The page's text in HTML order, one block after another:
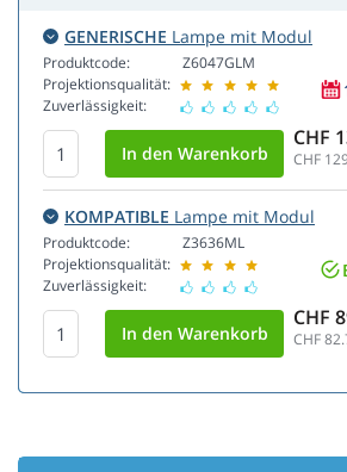
GENERISCHE Lampe mit Modul
Produktcode:
Projektionsqualität:
Zuverlässigkeit:
Z6047GLM
CHF
CHF
KOMPATIBLE Lampe mit Modul
Produktcode:
Projektionsqualität:
Zuverlässigkeit:
Z3636ML
CHF
CHF